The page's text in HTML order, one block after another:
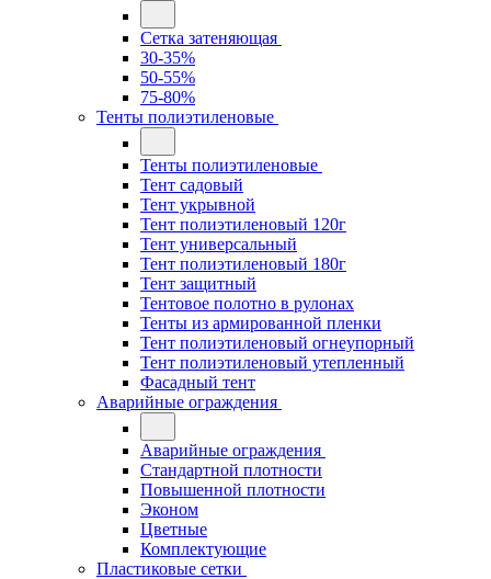
Сетка затеняющая
30-35%
50-55%
75-80%
Тенты полиэтиленовые
Тенты полиэтиленовые
Тент садовый
Тент укрывной
Тент полиэтиленовый 120г
Тент универсальный
Тент полиэтиленовый 180г
Тент защитный
Тентовое полотно в рулонах
Тенты из армированной пленки
Тент полиэтиленовый огнеупорный
Тент полиэтиленовый утепленный
Фасадный тент
Аварийные ограждения
Аварийные ограждения
Стандартной плотности
Повышенной плотности
Эконом
Цветные
Комплектующие
Пластиковые сетки